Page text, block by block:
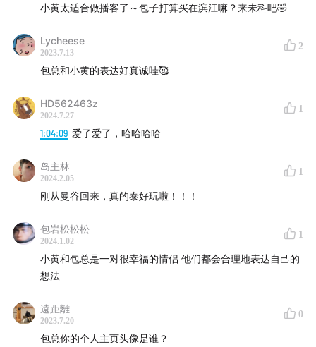
小黄太适合做播客了～包子打算买在滨江嘛？来未科吧🤣
Lycheese
2023.7.13
2
包总和小黄的表达好真诚哇🥰
HD562463z
2024.7.27
1
1:04:09 爱了爱了，哈哈哈哈
岛主林
2024.2.05
1
刚从曼谷回来，真的泰好玩啦！！！
包岩松松松
2024.1.02
1
小黄和包总是一对很幸福的情侣 他们都会合理地表达自己的
想法
遠距離
2023.7.20
0
包总你的个人主页头像是谁？